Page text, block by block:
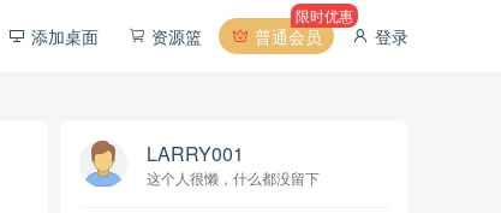
添加桌面 资源篮 普通会员
限时优惠
登录
LARRY001
这个人很懒，什么都没留下